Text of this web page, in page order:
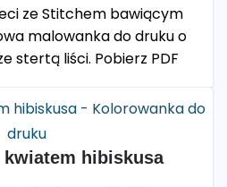
ze Stitchem bawiącym
malowanka do druku o
stertą liści. Pobierz PDF
hibiskusa